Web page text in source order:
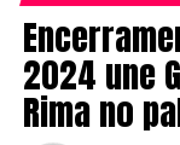
2024 une
Rima no